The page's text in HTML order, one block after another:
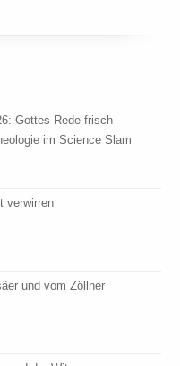
Gottes Rede frisch
im Science Slam
verwirren
und vom Zöllner